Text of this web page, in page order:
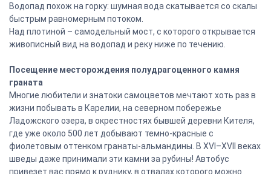
Водопад похож на горку: шумная вода скатывается со скалы
быстрым равномерным потоком.
Над плотиной – самодельный мост, с которого открывается
живописный вид на водопад и реку ниже по течению.
Посещение месторождения полудрагоценного камня
граната
Многие любители и знатоки самоцветов мечтают хоть раз в
жизни побывать в Карелии, на северном побережье
Ладожского озера, в окрестностях бывшей деревни Кителя,
где уже около 500 лет добывают темно-красные с
фиолетовым оттенком гранаты-альмандины. В XVI–XVII веках
шведы даже принимали эти камни за рубины! Автобус
привезет вас прямо к руднику, в отвалах которого можно